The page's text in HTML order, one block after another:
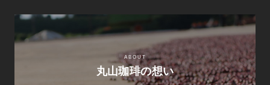
ABOUT
丸山珈琲の想い